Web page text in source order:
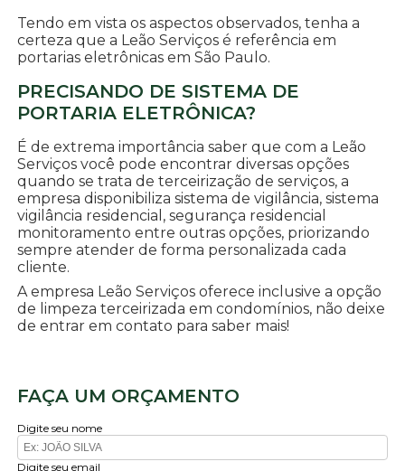
Tendo em vista os aspectos observados, tenha a
certeza que a Leão Serviços é referência em
portarias eletrônicas em São Paulo.
PRECISANDO DE SISTEMA DE
PORTARIA ELETRÔNICA?
É de extrema importância saber que com a Leão
Serviços você pode encontrar diversas opções
quando se trata de terceirização de serviços, a
empresa disponibiliza sistema de vigilância, sistema
vigilância residencial, segurança residencial
monitoramento entre outras opções, priorizando
sempre atender de forma personalizada cada
cliente.
A empresa Leão Serviços oferece inclusive a opção
de limpeza terceirizada em condomínios, não deixe
de entrar em contato para saber mais!
FAÇA UM ORÇAMENTO
Digite seu nome
Digite seu email